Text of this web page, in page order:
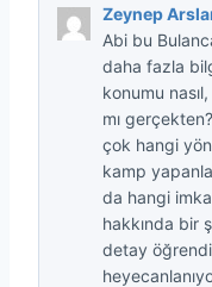
Zeynep
Abi bu
daha fazla
konumu
mı
çok hangi
kamp
da hangi
hakkında bir
detay